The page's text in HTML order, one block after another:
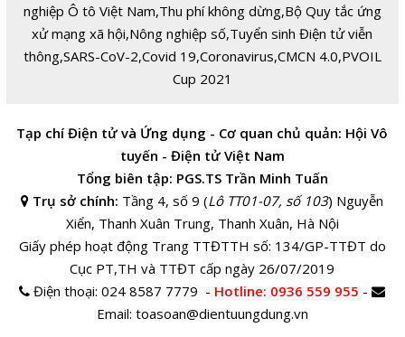
nghiệp Ô tô Việt Nam,Thu phí không dừng,Bộ Quy tắc ứng
xử mạng xã hội,Nông nghiệp số,Tuyển sinh Điện tử viễn
thông,SARS-CoV-2,Covid 19,Coronavirus,CMCN 4.0,PVOIL
Cup 2021
Tạp chí Điện tử và Ứng dụng - Cơ quan chủ quản: Hội Vô
tuyến - Điện tử Việt Nam
Tổng biên tập: PGS.TS Trần Minh Tuấn
Trụ sở chính: Tầng 4, số 9 (Lô TT01-07, số 103) Nguyễn
Xiển, Thanh Xuân Trung, Thanh Xuân, Hà Nội
Giấy phép hoạt động Trang TTĐTTH số: 134/GP-TTĐT do
Cục PT,TH và TTĐT cấp ngày 26/07/2019
Điện thoại:024 8587 7779 - Hotline: 0936 559 955 -
Email: toasoan@dientuungdung.vn